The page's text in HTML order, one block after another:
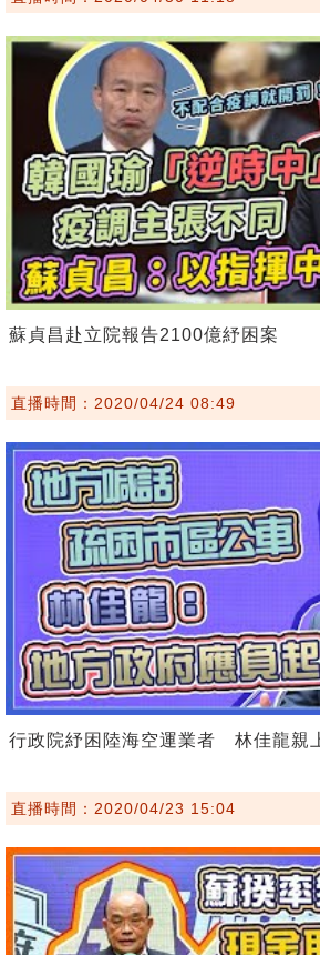
蘇貞昌赴立院報告2100億紓困案
直播時間：2020/04/24 08:49
行政院紓困陸海空運業者 林佳龍親
直播時間：2020/04/23 15:04